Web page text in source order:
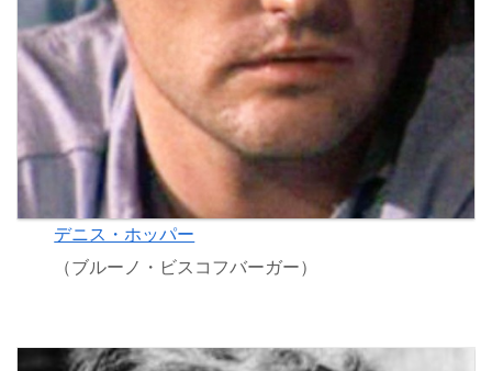
デニス・ホッパー
（ブルーノ・ビスコフバーガー）